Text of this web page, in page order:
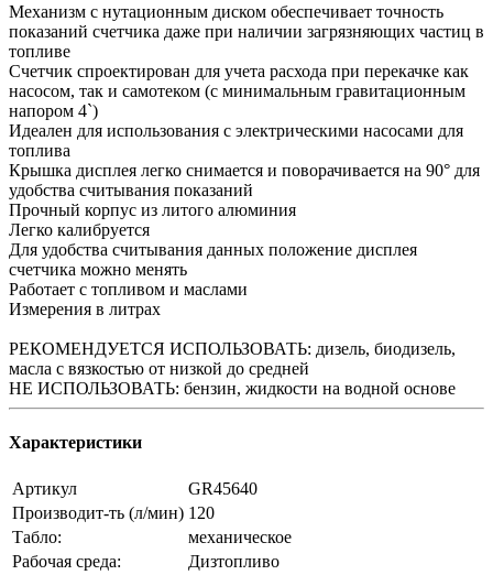
Механизм с нутационным диском обеспечивает точность
показаний счетчика даже при наличии загрязняющих частиц в
топливе
Счетчик спроектирован для учета расхода при перекачке как
насосом, так и самотеком (с минимальным гравитационным
напором 4`)
Идеален для использования с электрическими насосами для
топлива
Крышка дисплея легко снимается и поворачивается на 90° для
удобства считывания показаний
Прочный корпус из литого алюминия
Легко калибруется
Для удобства считывания данных положение дисплея
счетчика можно менять
Работает с топливом и маслами
Измерения в литрах
РЕКОМЕНДУЕТСЯ ИСПОЛЬЗОВАТЬ: дизель, биодизель,
масла с вязкостью от низкой до средней
НЕ ИСПОЛЬЗОВАТЬ: бензин, жидкости на водной основе
Характеристики
Артикул
GR45640
Производит-ть (л/мин) 120
Табло:
механическое
Рабочая среда:
Дизтопливо